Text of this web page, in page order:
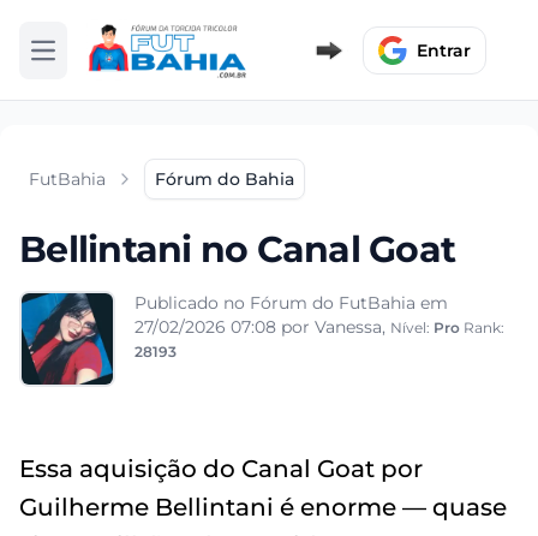
Abrir menu Entrar
FutBahia Fórum do Bahia
Bellintani no Canal Goat
Publicado no Fórum do FutBahia em
27/02/2026 07:08 por Vanessa, Nível: Pro Rank:
28193
Essa aquisição do Canal Goat por
Guilherme Bellintani é enorme — quase